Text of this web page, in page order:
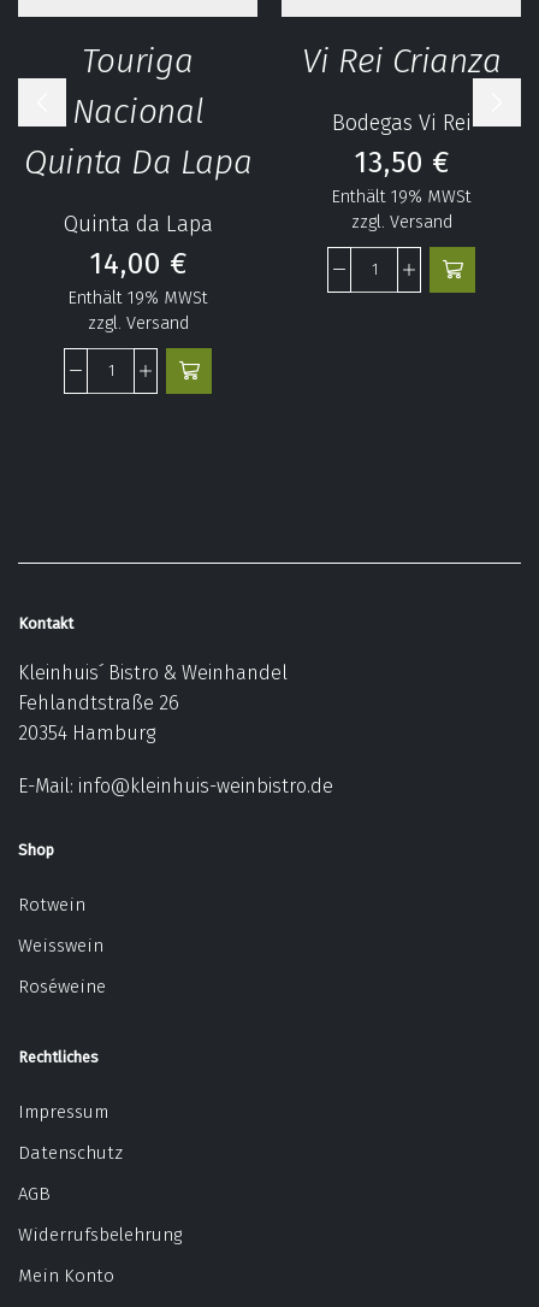
Touriga
Nacional
Quinta Da Lapa
Quinta da Lapa
14,00 €
Enthält 19% MWSt
zzgl. Versand
Vi Rei Crianza
Bodegas Vi Rei
13,50 €
Enthält 19% MWSt
zzgl. Versand
Kontakt
Kleinhuis´ Bistro & Weinhandel
Fehlandtstraße 26
20354 Hamburg
E-Mail: info@kleinhuis-weinbistro.de
Shop
Rotwein
Weisswein
Roséweine
Rechtliches
Impressum
Datenschutz
AGB
Widerrufsbelehrung
Mein Konto